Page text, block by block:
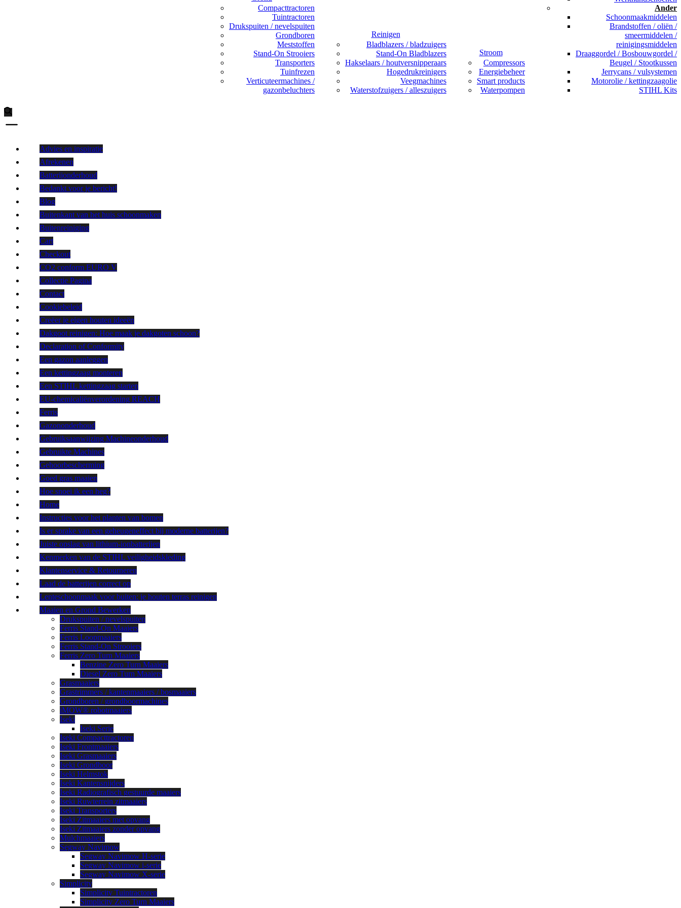
Compacttractoren
Tuintractoren
Drukspuiten / nevelspuiten
Grondboren
Meststoffen
Stand-On Strooiers
Transporters
Tuinfrezen
Verticuteermachines /
gazonbeluchters
Reinigen
Bladblazers / bladzuigers
Stand-On Bladblazers
Hakselaars / houtversnipperaars
Hogedrukreinigers
Veegmachines
Waterstofzuigers / alleszuigers
Stroom
Compressors
Energiebeheer
Smart products
Waterpompen
Ander
Schoonmaakmiddelen
Brandstoffen / oliën /
smeermiddelen /
reinigingsmiddelen
Draaggordel / Bosbouwgordel /
Beugel / Stootkussen
Jerrycans / vulsystemen
Motorolie / kettingzaagolie
STIHL Kits
Advies en inspiratie
Afrekenen
Batterijonderhoud
Bedankt voor je bericht!
Blog
Buitenkant van het huis schoonmaken
Buitenreiniging
Cart
Checkout
CO2 conform EURO V
Collectie Pagina
Contact
Cookiebeleid
Creëer je eigen houten ideeën
Dakgoot reinigen: Hoe maak je dakgoten schoon?
Declaration of Conformity
Een gazon aanleggen
Een kettingzaag monteren
Een STIHL kettingzaag starten
EU-chemicaliënverordening REACH
Ferris
Gazononderhoud
Gebruiksaanwijzing Machineonderhoud
Gebruikte Machines
Gehoorbescherming
Goed gras maaien
Hoe snoei ik een heg?
Home
Instructies voor het planten van bomen
Is er sprake van een geheugeneffect bij moderne batterijen?
Juiste opslag van lithium-ionbatterijen
Kenmerken van de STIHL veiligheidskleding
Klantenservice & Retourneren
Laad de batterijen correct op
Lenteschoonmaak voor buiten: je houten terras reinigen
Maaien en Grond Bewerken
Drukspuiten / nevelspuiten
Ferris Stand-On Maaiers
Ferris Loopmaaiers
Ferris Stand-On Strooiers
Ferris Zero Turn Maaiers
Benzine Zero Turn Maaiers
Diesel Zero Turn Maaiers
Grasmaaiers
Grastrimmers / kantenmaaiers / bosmaaiers
Grondboren / grondboormachines
iMOW® robotmaaiers
Iseki
Iseki Serie
Iseki Compacttractoren
Iseki Frontmaaiers
Iseki Grasmaaiers
Iseki Grondboor
Iseki Helmstok
Iseki Kantensnijders
Iseki Radiografisch gestuurde maaiers
Iseki Ruwterrein zitmaaiers
Iseki Transporters
Iseki Zitmaaiers met opvang
Iseki Zitmaaiers zonder opvang
Mulchmaaiers
Segway Navimow
Segway Navimow H-serie
Segway Navimow i-serie
Segway Navimow X-serie
Simplicity
Simplicity Tuintractoren
Simplicity Zero Turn Maaiers